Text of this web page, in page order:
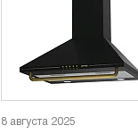
8 августа 2025